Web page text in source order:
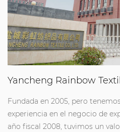
Yancheng Rainbow
Fundada en 2005, pero
experiencia en el negocio de
año fiscal 2008, tuvimos un